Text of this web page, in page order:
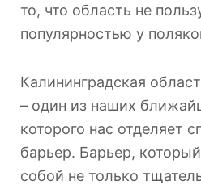
то, что область не
популярностью у
Калининградская
– один из наших
которого нас отделяет
барьер. Барьер,
собой не только